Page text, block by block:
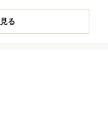
る